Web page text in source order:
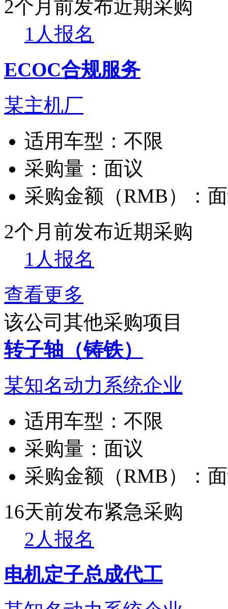
2个月前发布近期采购
1人报名
ECOC合规服务
某主机厂
适用车型： 不限
采购量： 面议
采购金额（RMB）：
2个月前发布近期采购
1人报名
查看更多
该公司其他采购项目
转子轴（铸铁）
某知名动力系统企业
适用车型： 不限
采购量： 面议
采购金额（RMB）：
16天前发布紧急采购
2人报名
电机定子总成代工